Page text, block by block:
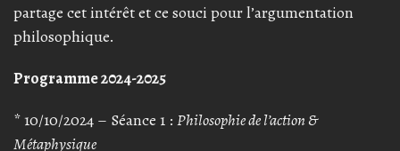
partage cet intérêt et ce souci pour l’argumentation
philosophique.
Programme 2024-2025
* 10/10/2024 – Séance 1 : Philosophie de l’action &
Métaphysique